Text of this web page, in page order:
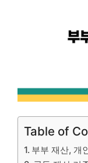
Table of
부부 재산, 개